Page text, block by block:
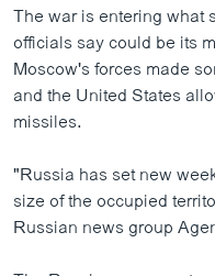
The war is entering what
officials say could be its
Moscow's forces made
and the United States
missiles.
"Russia has set new
size of the occupied
Russian news group